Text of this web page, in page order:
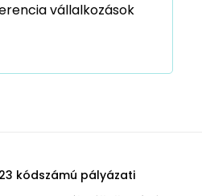
vállalkozások
kódszámú pályázati